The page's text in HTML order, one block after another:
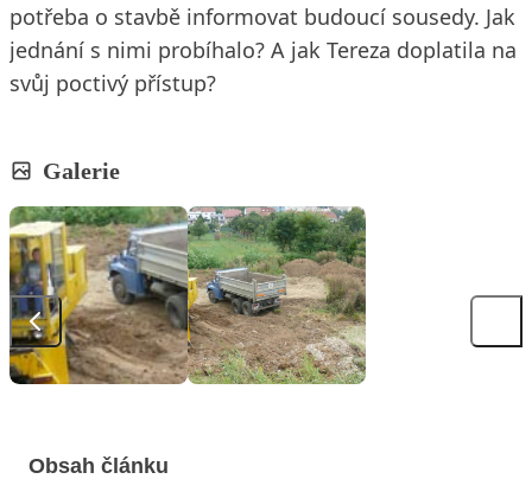
potřeba o stavbě informovat budoucí sousedy. Jak
jednání s nimi probíhalo? A jak Tereza doplatila na
svůj poctivý přístup?
Galerie
Obsah článku